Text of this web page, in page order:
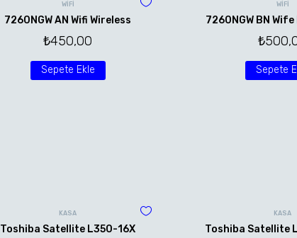
WİFİ
7260NGW AN Wifi Wireless
₺450,00
Sepete Ekle
WİFİ
7260NGW BN
₺
Sepete
KASA
Toshiba Satellite L350-16X
KASA
Toshiba Satellite